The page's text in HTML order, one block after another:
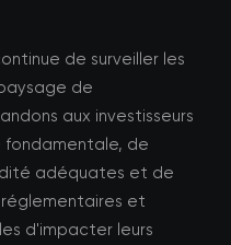
de surveiller les
de
aux investisseurs
fondamentale, de
adéquates et de
et
d'impacter leurs